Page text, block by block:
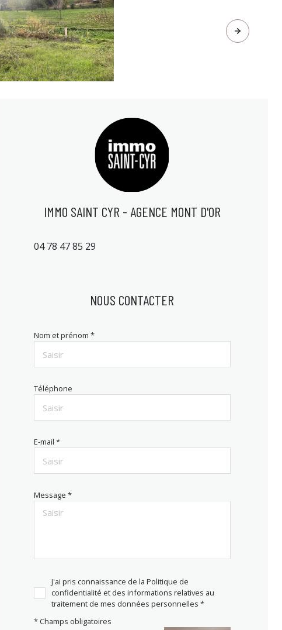
IMMO SAINT CYR - AGENCE MONT D'OR
04 78 47 85 29
NOUS CONTACTER
Nom et prénom *
Téléphone
E-mail *
Message *
J'ai pris connaissance de la Politique de
confidentialité et des informations relatives au
traitement de mes données personnelles *
* Champs obligatoires